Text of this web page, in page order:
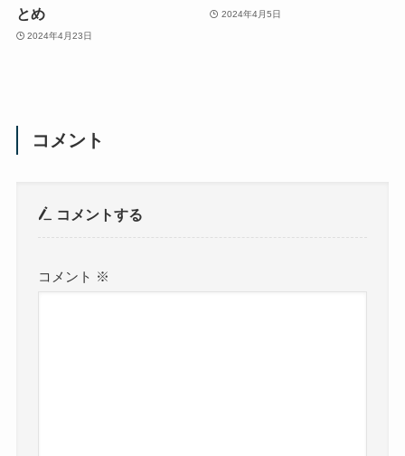
とめ
2024年4月23日
2024年4月5日
コメント
コメントする
コメント ※